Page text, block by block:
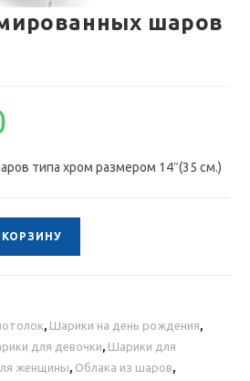
шаров
типа хром размером 14″(35 см.)
КОРЗИНУ
, Шарики на день рождения,
для девочки, Шарики для
женщины, Облака из шаров,